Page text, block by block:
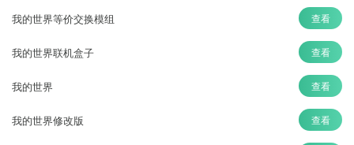
我的世界等价交换模组 查看
我的世界联机盒子 查看
我的世界 查看
我的世界修改版 查看